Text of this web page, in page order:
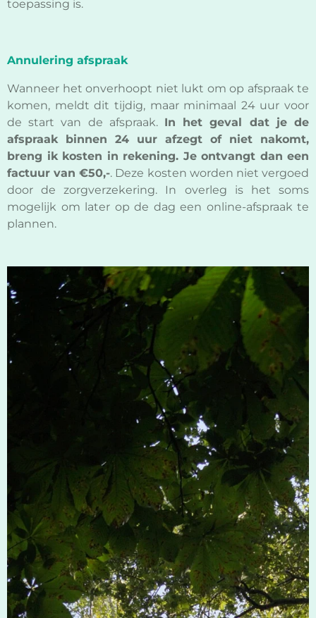
toepassing is.
Annulering afspraak
Wanneer het onverhoopt niet lukt om op afspraak te
komen, meldt dit tijdig, maar minimaal 24 uur voor
de start van de afspraak. In het geval dat je de
afspraak binnen 24 uur afzegt of niet nakomt,
breng ik kosten in rekening. Je ontvangt dan een
factuur van €50,-. Deze kosten worden niet vergoed
door de zorgverzekering. In overleg is het soms
mogelijk om later op de dag een online-afspraak te
plannen.